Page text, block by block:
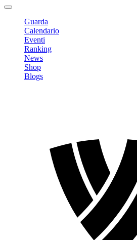
Guarda
Calendario
Eventi
Ranking
News
Shop
Blogs